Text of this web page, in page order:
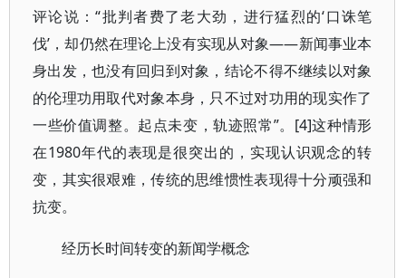
评论说：“批判者费了老大劲，进行猛烈的‘口诛笔
伐’，却仍然在理论上没有实现从对象——新闻事业本
身出发，也没有回归到对象，结论不得不继续以对象
的伦理功用取代对象本身，只不过对功用的现实作了
一些价值调整。起点未变，轨迹照常”。[4]这种情形
在1980年代的表现是很突出的，实现认识观念的转
变，其实很艰难，传统的思维惯性表现得十分顽强和
抗变。
经历长时间转变的新闻学概念